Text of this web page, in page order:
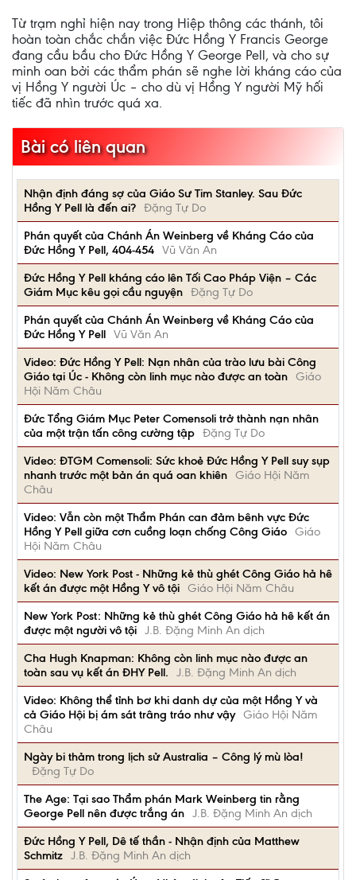
Từ trạm nghỉ hiện nay trong Hiệp thông các thánh, tôi
hoàn toàn chắc chắn việc Đức Hồng Y Francis George
đang cầu bầu cho Đức Hồng Y George Pell, và cho sự
minh oan bởi các thẩm phán sẽ nghe lời kháng cáo của
vị Hồng Y người Úc – cho dù vị Hồng Y người Mỹ hối
tiếc đã nhìn trước quá xa.
Bài có liên quan
Nhận định đáng sợ của Giáo Sư Tim Stanley. Sau Đức
Hồng Y Pell là đến ai? Đặng Tự Do
Phán quyết của Chánh Án Weinberg về Kháng Cáo của
Đức Hồng Y Pell, 404-454 Vũ Văn An
Đức Hồng Y Pell kháng cáo lên Tối Cao Pháp Viện – Các
Giám Mục kêu gọi cầu nguyện Đặng Tự Do
Phán quyết của Chánh Án Weinberg về Kháng Cáo của
Đức Hồng Y Pell Vũ Văn An
Video: Đức Hồng Y Pell: Nạn nhân của trào lưu bài Công
Giáo tại Úc - Không còn linh mục nào được an toàn Giáo
Hội Năm Châu
Đức Tổng Giám Mục Peter Comensoli trở thành nạn nhân
của một trận tấn công cường tập Đặng Tự Do
Video: ĐTGM Comensoli: Sức khoẻ Đức Hồng Y Pell suy sụp
nhanh trước một bản án quá oan khiên Giáo Hội Năm
Châu
Video: Vẫn còn một Thẩm Phán can đảm bênh vực Đức
Hồng Y Pell giữa cơn cuồng loạn chống Công Giáo Giáo
Hội Năm Châu
Video: New York Post - Những kẻ thù ghét Công Giáo hả hê
kết án được một Hồng Y vô tội Giáo Hội Năm Châu
New York Post: Những kẻ thù ghét Công Giáo hả hê kết án
được một người vô tội J.B. Đặng Minh An dịch
Cha Hugh Knapman: Không còn linh mục nào được an
toàn sau vụ kết án ĐHY Pell.
J.B. Đặng Minh An dịch
Video: Không thể tỉnh bơ khi danh dự của một Hồng Y và
cả Giáo Hội bị ám sát trâng tráo như vậy Giáo Hội Năm
Châu
Ngày bi thảm trong lịch sử Australia – Công lý mù lòa!
Đặng Tự Do
The Age: Tại sao Thẩm phán Mark Weinberg tin rằng
George Pell nên được trắng án J.B. Đặng Minh An dịch
Đức Hồng Y Pell, Dê tế thần - Nhận định của Matthew
Schmitz J.B. Đặng Minh An dịch